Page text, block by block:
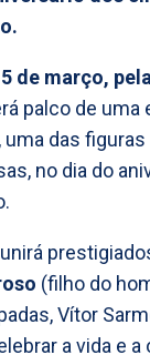
de março,
palco de
, uma das
no dia do
(filho do
Vítor
a vida e a